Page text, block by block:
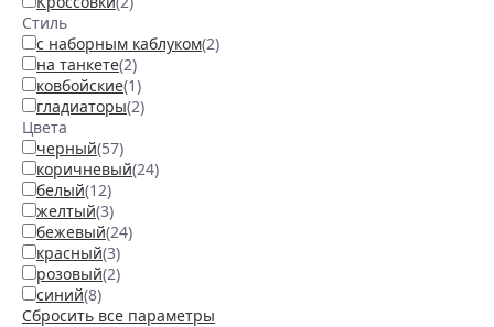
Стиль
с наборным каблуком(2)
на танкете(2)
ковбойские(1)
гладиаторы(2)
Цвета
черный(57)
коричневый(24)
белый(12)
желтый(3)
бежевый(24)
красный(3)
розовый(2)
синий(8)
Сбросить все параметры